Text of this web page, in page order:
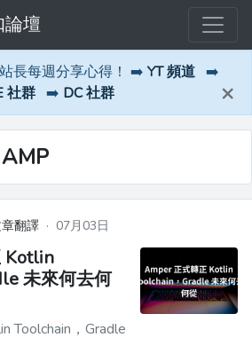
論壇
站長每週分享心得！ ➡️ YT 頻道 ➡️
社群 ➡️ DC 社群 ×
翻譯 · 07月03日
Kotlin
未來何去何
Toolchain，Gradle